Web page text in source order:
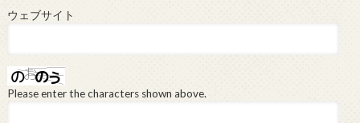
ウェブサイト
Please enter the characters shown above.